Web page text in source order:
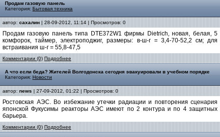
Продам газовую панель
Категория: Бытовая техника
автор: сахалин | 28-09-2012, 11:14 | Просмотров: 0
Продам газовую панель типа DTE372W1 фирмы Dietrich, новая, белая, 5
комфорок, таймер, электроподжиг, размеры: в-ш-г = 3,4-70-52,2 см; для
встраивания ш-г = 55,8-47,5
Комментарии (0) Подробнее
А что если беда? Жителей Волгодонска сегодня эвакуировали в учебном порядке
Категория: Новости
автор: news | 27-09-2012, 01:22 | Просмотров: 0
Ростовская АЭС. Во избежание утечки радиации и повторения сценария
японской Фукусимы реакторы АЭС имеют по 2 контура и по 4 защитных
барьера.
Комментарии (0) Подробнее